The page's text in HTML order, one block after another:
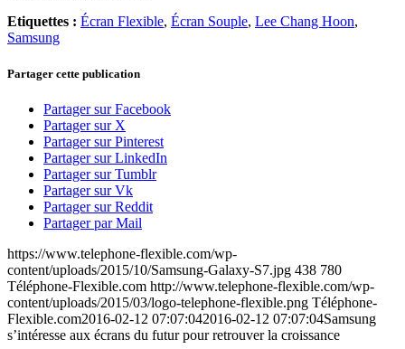
Etiquettes : Écran Flexible, Écran Souple, Lee Chang Hoon,
Samsung
Partager cette publication
Partager sur Facebook
Partager sur X
Partager sur Pinterest
Partager sur LinkedIn
Partager sur Tumblr
Partager sur Vk
Partager sur Reddit
Partager par Mail
https://www.telephone-flexible.com/wp-
content/uploads/2015/10/Samsung-Galaxy-S7.jpg 438 780
Téléphone-Flexible.com http://www.telephone-flexible.com/wp-
content/uploads/2015/03/logo-telephone-flexible.png Téléphone-
Flexible.com2016-02-12 07:07:042016-02-12 07:07:04Samsung
s’intéresse aux écrans du futur pour retrouver la croissance